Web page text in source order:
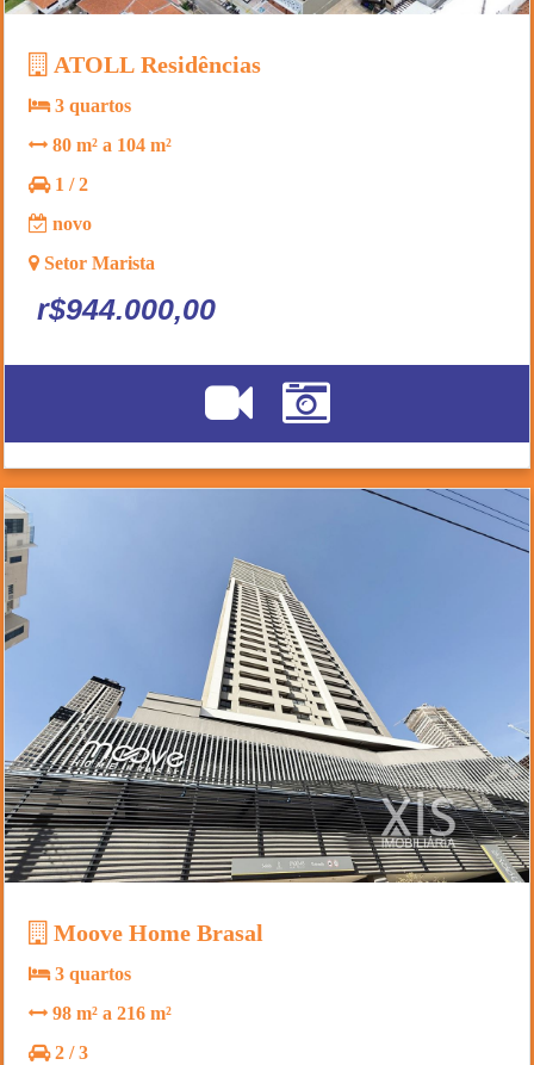
ATOLL Residências
3 quartos
80 m² a 104 m²
1 / 2
novo
Setor Marista
r$944.000,00
Moove Home Brasal
3 quartos
98 m² a 216 m²
2 / 3